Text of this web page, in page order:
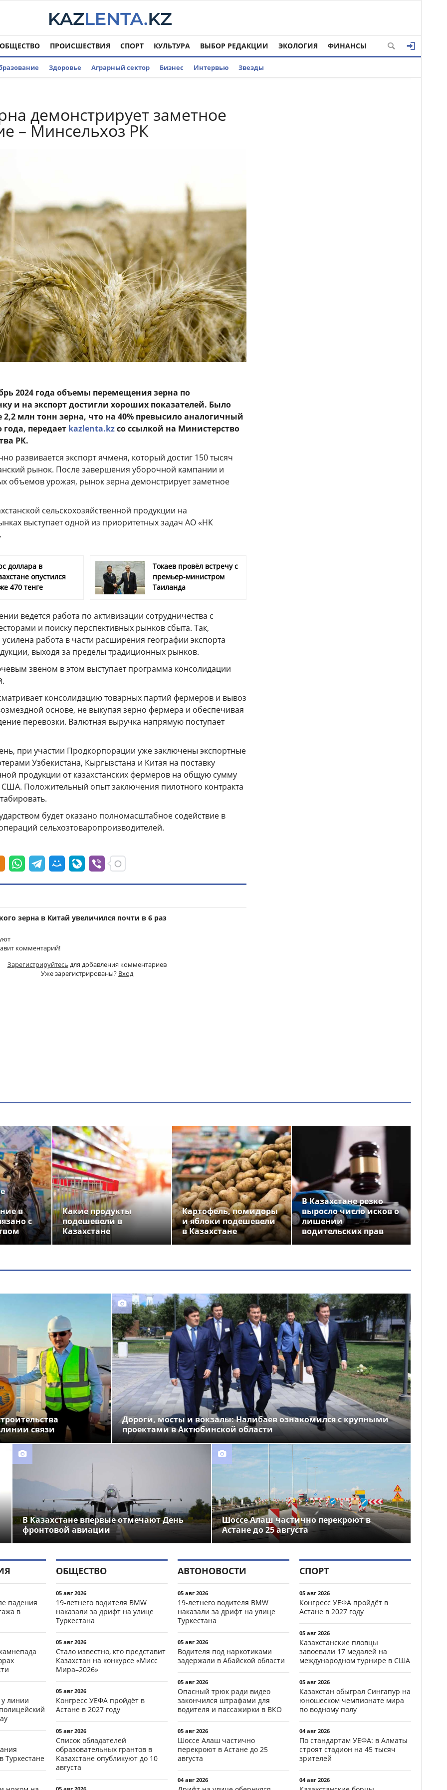
ОБЩЕСТВО ПРОИСШЕСТВИЯ СПОРТ КУЛЬТУРА ВЫБОР РЕДАКЦИИ ЭКОЛОГИЯ ФИНАНСЫ
Здоровье Аграрный сектор Бизнес Интервью Звезды
демонстрирует заметное
– Минсельхоз РК
2024 года объемы перемещения зерна по
и на экспорт достигли хороших показателей. Было
2,2 млн тонн зерна, что на 40% превысило аналогичный
передает kazlenta.kzсо ссылкой на Министерство
РК.
развивается экспорт ячменя, который достиг 150 тысяч
рынок. После завершения уборочной кампании и
объемов урожая, рынок зерна демонстрирует заметное
сельскохозяйственной продукции на
выступает одной из приоритетных задач АО «НК
доллара в
опустился
470 тенге
Токаев провёл встречу с
премьер-министром
Таиланда
ведется работа по активизации сотрудничества с
и поиску перспективных рынков сбыта. Так,
работа в части расширения географии экспорта
выходя за пределы традиционных рынков.
звеном в этом выступает программа консолидации
консолидацию товарных партий фермеров и вывоз
основе, не выкупая зерно фермера и обеспечивая
перевозки. Валютная выручка напрямую поступает
при участии Продкорпорации уже заключены экспортные
Узбекистана, Кыргызстана и Китая на поставку
продукции от казахстанских фермеров на общую сумму
Положительный опыт заключения пилотного контракта
будет оказано полномасштабное содействие в
сельхозтоваропроизводителей.
зерна в Китай увеличился почти в 6 раз
комментарий!
Зарегистрируйтесь для добавления комментариев
Уже зарегистрированы? Вход
в
с
Какие продукты
подешевели в
Казахстане
Картофель, помидоры
и яблоки подешевели
в Казахстане
В Казахстане резко
выросло число исков о
лишении
водительских прав
связи
Дороги, мосты и вокзалы: Налибаев ознакомился с крупными
проектами в Актюбинской области
В Казахстане впервые отмечают День
фронтовой авиации
Шоссе Алаш частично перекроют в
Астане до 25 августа
падения
в
у линии
Туркестане
ОБЩЕСТВО
05 авг 2026
19-летнего водителя BMW
наказали за дрифт на улице
Туркестана
05 авг 2026
Стало известно, кто представит
Казахстан на конкурсе «Мисс
Мира–2026»
05 авг 2026
Конгресс УЕФА пройдёт в
Астане в 2027 году
05 авг 2026
Список обладателей
образовательных грантов в
Казахстане опубликуют до 10
августа
АВТОНОВОСТИ
05 авг 2026
19-летнего водителя BMW
наказали за дрифт на улице
Туркестана
05 авг 2026
Водителя под наркотиками
задержали в Абайской области
05 авг 2026
Опасный трюк ради видео
закончился штрафами для
водителя и пассажирки в ВКО
05 авг 2026
Шоссе Алаш частично
перекроют в Астане до 25
августа
04 авг 2026
СПОРТ
05 авг 2026
Конгресс УЕФА пройдёт в
Астане в 2027 году
05 авг 2026
Казахстанские пловцы
завоевали 17 медалей на
международном турнире в США
05 авг 2026
Казахстан обыграл Сингапур на
юношеском чемпионате мира
по водному полу
04 авг 2026
По стандартам УЕФА: в Алматы
строят стадион на 45 тысяч
зрителей
04 авг 2026